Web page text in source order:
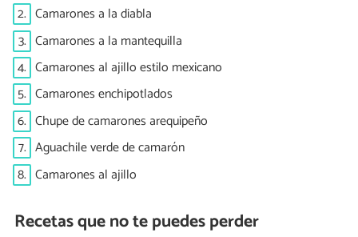
2. Camarones a la diabla
3. Camarones a la mantequilla
4. Camarones al ajillo estilo mexicano
5. Camarones enchipotlados
6. Chupe de camarones arequipeño
7. Aguachile verde de camarón
8. Camarones al ajillo
Recetas que no te puedes perder